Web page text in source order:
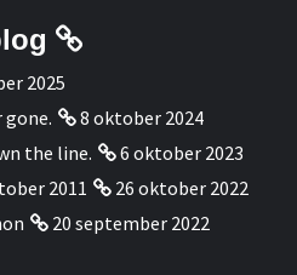
2025
gone.
8 oktober 2024
the line.
6 oktober 2023
2011
26 oktober 2022
20 september 2022